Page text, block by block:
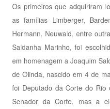
Os primeiros que adquiriram
as famílias Limberger,
Hermann, Neuwald, entre
Saldanha Marinho, foi
em homenagem a Joaquim
de Olinda, nascido em 4 de
foi Deputado da Corte do
Senador da Corte, mas a